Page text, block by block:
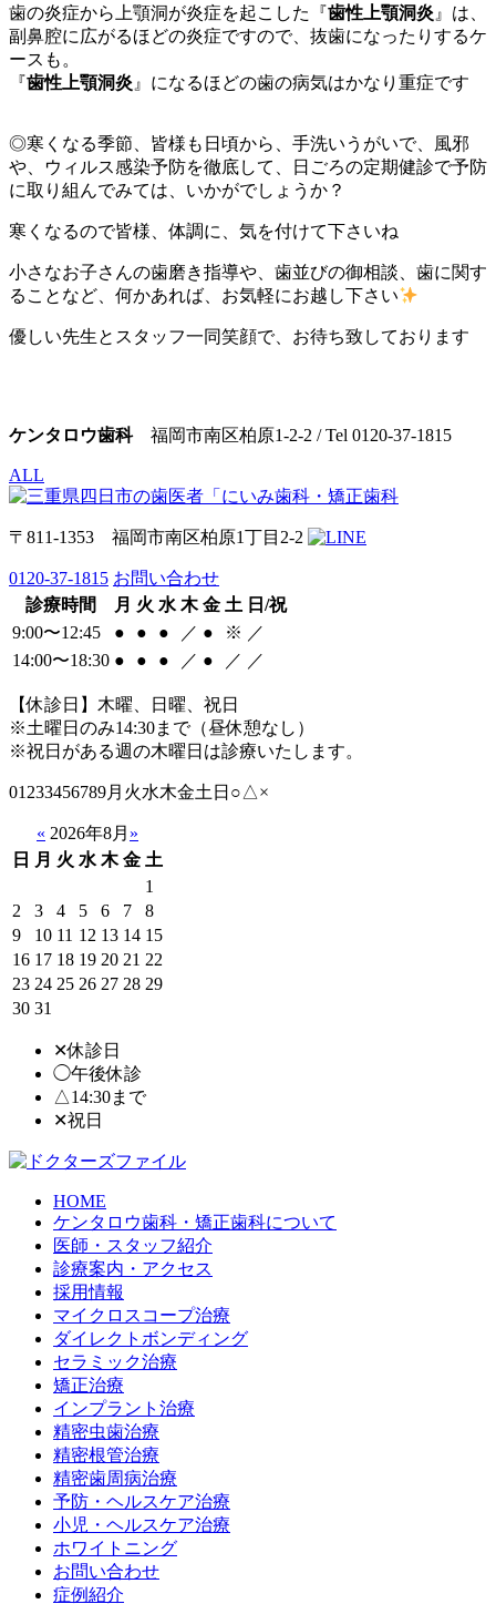
歯の炎症から上顎洞が炎症を起こした『歯性上顎洞炎 』は、
副鼻腔に広がるほどの炎症ですので、抜歯になったりするケ
ースも。
『歯性上顎洞炎 』になるほどの歯の病気はかなり重症です
◎寒くなる季節、皆様も日頃から、手洗いうがいで、風邪
や、ウィルス感染予防を徹底して、日ごろの定期健診で予防
に取り組んでみては、いかがでしょうか？
寒くなるので皆様、体調に、気を付けて下さいね
小さなお子さんの歯磨き指導や、歯並びの御相談、歯に関す
ることなど、何かあれば、お気軽にお越し下さい
優しい先生とスタッフ一同笑顔で、お待ち致しております
ケンタロウ歯科福岡市南区柏原1-2-2 / Tel 0120-37-1815
ALL
〒811-1353 福岡市南区柏原1丁目2-2
0120-37-1815 お問い合わせ
診療時間
月 火 水 木 金 土 日/祝
9:00〜12:45
● ● ● ／ ● ※ ／
14:00〜18:30 ● ● ● ／ ● ／ ／
【休診日】木曜、日曜、祝日
※土曜日のみ14:30まで（昼休憩なし）
※祝日がある週の木曜日は診療いたします。
01233456789月火水木金土日○△×
« 2026年8月 »
日 月 火 水 木 金 土
1
2
3 4 5 6 7
8
9
10 11 12 13 14 15
16 17 18 19 20 21 22
23 24 25 26 27 28 29
30 31
✕休診日
◯午後休診
△14:30まで
✕祝日
HOME
ケンタロウ歯科・矯正歯科について
医師・スタッフ紹介
診療案内・アクセス
採用情報
マイクロスコープ治療
ダイレクトボンディング
セラミック治療
矯正治療
インプラント治療
精密虫歯治療
精密根管治療
精密歯周病治療
予防・ヘルスケア治療
小児・ヘルスケア治療
ホワイトニング
お問い合わせ
症例紹介